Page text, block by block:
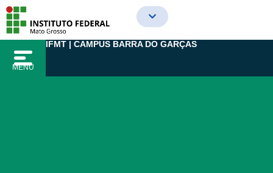
para
conteúdo
MENU
IFMT | CAMPUS BARRA DO GARÇAS